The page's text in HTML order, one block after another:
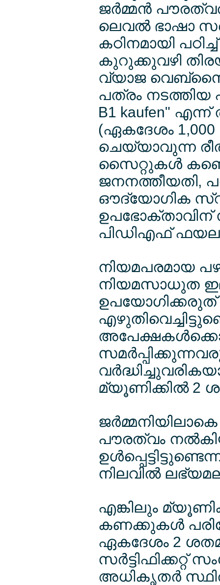
ജര്‍മ്മന്‍
ലെവല്‍ ഭാഷാ
കഠിനമായി
കുറുക്കുവഴി
വ്യാജ
പത്രം നടത്തിയ
B1 kaufen"
(ഏകദേശം
ചെയ്യാവുന്ന
സൈറ്റുകള്‍
ജനനത്തീയതി,
ഔദ്യോഗിക
ഉപഭോക്താവിന്
പിഡിഎഫ്
നിയമപരമായ
നിയമസാധുത
മ്യൂണിക്കില്‍ 2
ജര്‍മ്മനിയിലാകെ
പൗരത്വം
നിലവില്‍
എങ്കിലും
കണക്കുകള്‍
ഏകദേശം 2
സര്‍ട്ടിഫിക്കറ്റ്
അധികൃതര്‍